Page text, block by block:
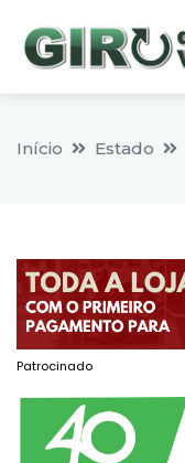
Início Estado
Patrocinado